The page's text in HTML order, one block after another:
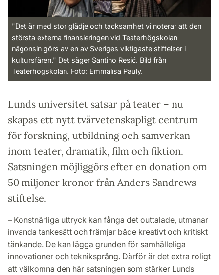
"Det är med stor glädje och tacksamhet vi noterar att den
största externa finansieringen vid Teaterhögskolan
någonsin görs av en av Sveriges viktigaste stiftelser i
kultursfären." Det säger Santino Resić. Bild från
Teaterhögskolan. Foto: Emmalisa Pauly.
Lunds universitet satsar på teater – nu
skapas ett nytt tvärvetenskapligt centrum
för forskning, utbildning och samverkan
inom teater, dramatik, film och fiktion.
Satsningen möjliggörs efter en donation om
50 miljoner kronor från Anders Sandrews
stiftelse.
– Konstnärliga uttryck kan fånga det outtalade, utmanar
invanda tankesätt och främjar både kreativt och kritiskt
tänkande. De kan lägga grunden för samhälleliga
innovationer och tekniksprång. Därför är det extra roligt
att välkomna den här satsningen som stärker Lunds